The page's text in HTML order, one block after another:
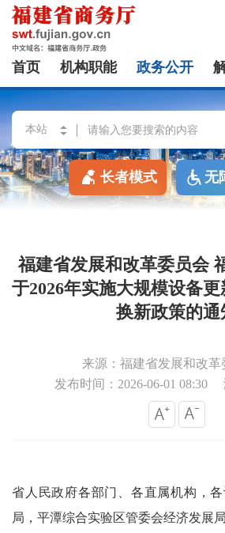
首页 机构职能 政务公开
长者模式 无
福建省发展和改革委员会
于2026年实施大规模设备
换新政策的通
来源：福建省发展和改革
发布时间：2026-06-01 08:30
省人民政府各部门、各直属机构，
局，平潭综合实验区管委会经济发展